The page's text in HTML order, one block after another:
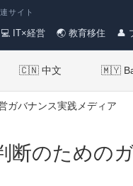
サイト
💻 IT×経営 🌏 教育移住 👤
🇨🇳 中文 🇲🇾
ガバナンス実践メディア
断のための